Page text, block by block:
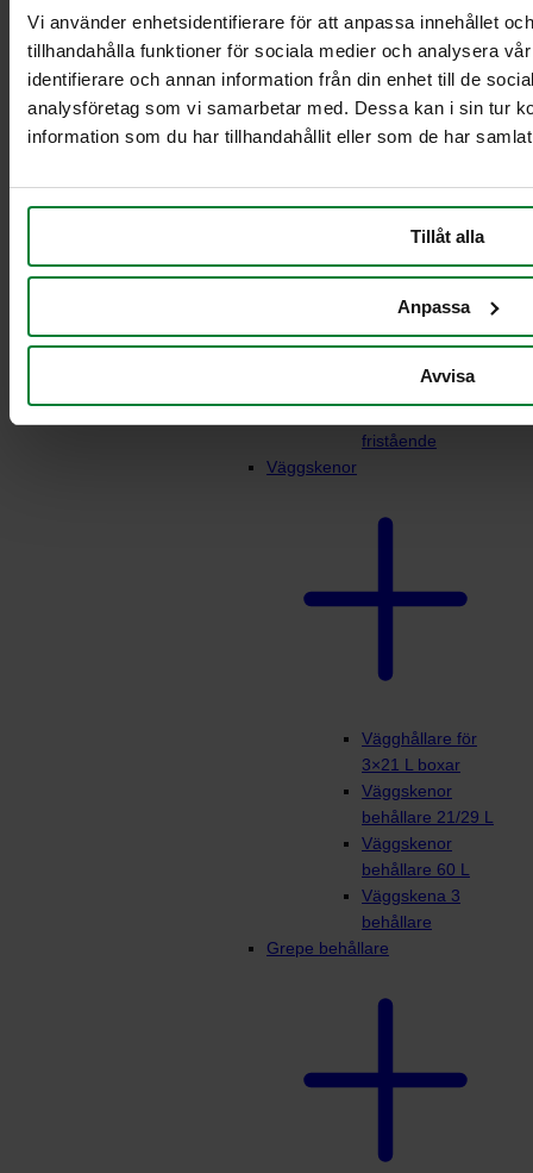
Vi använder enhetsidentifierare för att anpassa innehållet
tillhandahålla funktioner för sociala medier och analysera
identifierare och annan information från din enhet till de
analysföretag som vi samarbetar med. Dessa kan i sin tur
information som du har tillhandahållit eller som de har
Tillåt alla
Anpassa
Avvisa
Lock möbler –
Runt
Lock möbler –
Rektangulärt
Dispenser för matavfallspåsar
Dispenser
fristående
Väggskenor
Vägghållare för
3×21 L boxar
Väggskenor
behållare 21/29 L
Väggskenor
behållare 60 L
Väggskena 3
behållare
Grepe behållare